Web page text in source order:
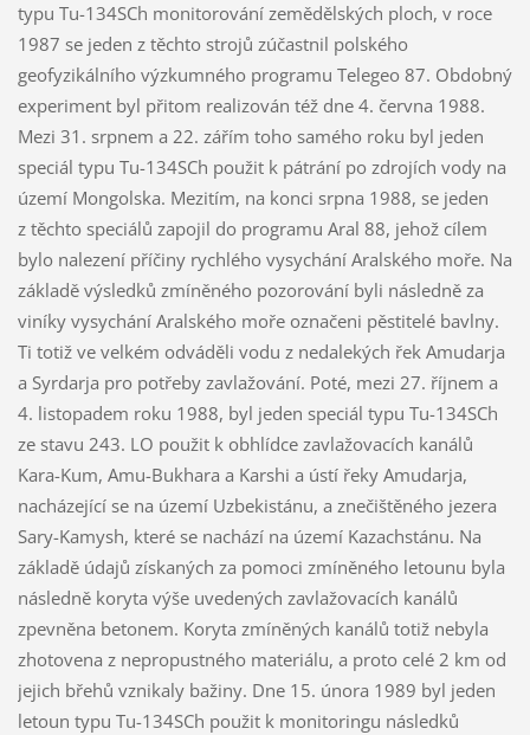
typu Tu-134SCh monitorování zemědělských ploch, v roce
1987 se jeden z těchto strojů zúčastnil polského
geofyzikálního výzkumného programu Telegeo 87. Obdobný
experiment byl přitom realizován též dne 4. června 1988.
Mezi 31. srpnem a 22. zářím toho samého roku byl jeden
speciál typu Tu-134SCh použit k pátrání po zdrojích vody na
území Mongolska. Mezitím, na konci srpna 1988, se jeden
z těchto speciálů zapojil do programu Aral 88, jehož cílem
bylo nalezení příčiny rychlého vysychání Aralského moře. Na
základě výsledků zmíněného pozorování byli následně za
viníky vysychání Aralského moře označeni pěstitelé bavlny.
Ti totiž ve velkém odváděli vodu z nedalekých řek Amudarja
a Syrdarja pro potřeby zavlažování. Poté, mezi 27. říjnem a
4. listopadem roku 1988, byl jeden speciál typu Tu-134SCh
ze stavu 243. LO použit k obhlídce zavlažovacích kanálů
Kara-Kum, Amu-Bukhara a Karshi a ústí řeky Amudarja,
nacházející se na území Uzbekistánu, a znečištěného jezera
Sary-Kamysh, které se nachází na území Kazachstánu. Na
základě údajů získaných za pomoci zmíněného letounu byla
následně koryta výše uvedených zavlažovacích kanálů
zpevněna betonem. Koryta zmíněných kanálů totiž nebyla
zhotovena z nepropustného materiálu, a proto celé 2 km od
jejich břehů vznikaly bažiny. Dne 15. února 1989 byl jeden
letoun typu Tu-134SCh použit k monitoringu následků